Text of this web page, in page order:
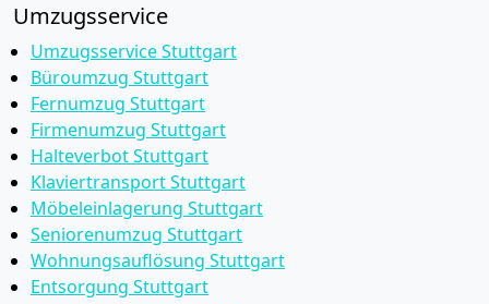
Umzugsservice
Umzugsservice Stuttgart
Büroumzug Stuttgart
Fernumzug Stuttgart
Firmenumzug Stuttgart
Halteverbot Stuttgart
Klaviertransport Stuttgart
Möbeleinlagerung Stuttgart
Seniorenumzug Stuttgart
Wohnungsauflösung Stuttgart
Entsorgung Stuttgart